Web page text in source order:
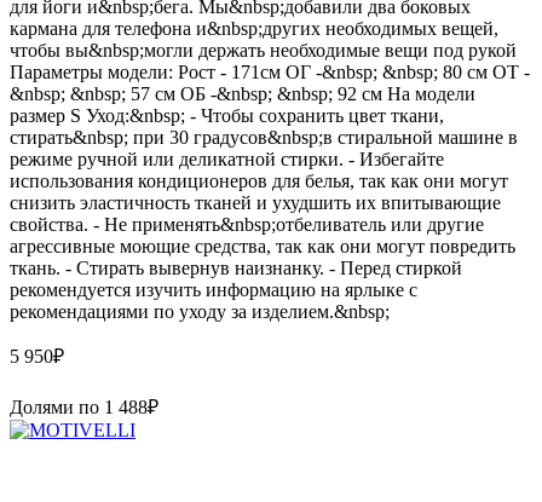
для йоги и&nbsp;бега. Мы&nbsp;добавили два боковых
кармана для телефона и&nbsp;других необходимых вещей,
чтобы вы&nbsp;могли держать необходимые вещи под рукой
Параметры модели: Рост - 171см ОГ -&nbsp; &nbsp; 80 см ОТ -
&nbsp; &nbsp; 57 см ОБ -&nbsp; &nbsp; 92 см На модели
размер S Уход:&nbsp; - Чтобы сохранить цвет ткани,
стирать&nbsp; при 30 градусов&nbsp;в стиральной машине в
режиме ручной или деликатной стирки. - Избегайте
использования кондиционеров для белья, так как они могут
снизить эластичность тканей и ухудшить их впитывающие
свойства. - Не применять&nbsp;отбеливатель или другие
агрессивные моющие средства, так как они могут повредить
ткань. - Стирать вывернув наизнанку. - Перед стиркой
рекомендуется изучить информацию на ярлыке с
рекомендациями по уходу за изделием.&nbsp;
5 950₽
Долями по 1 488₽